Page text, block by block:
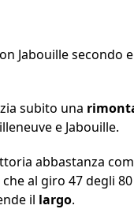
Jabouille secondo e
subito una
e Jabouille.
abbastanza
al giro 47 degli
il largo.